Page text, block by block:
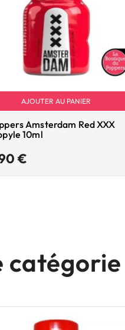
AJOUTER AU PANIER
Amsterdam Red XXX
10ml
€Prix
catégorie